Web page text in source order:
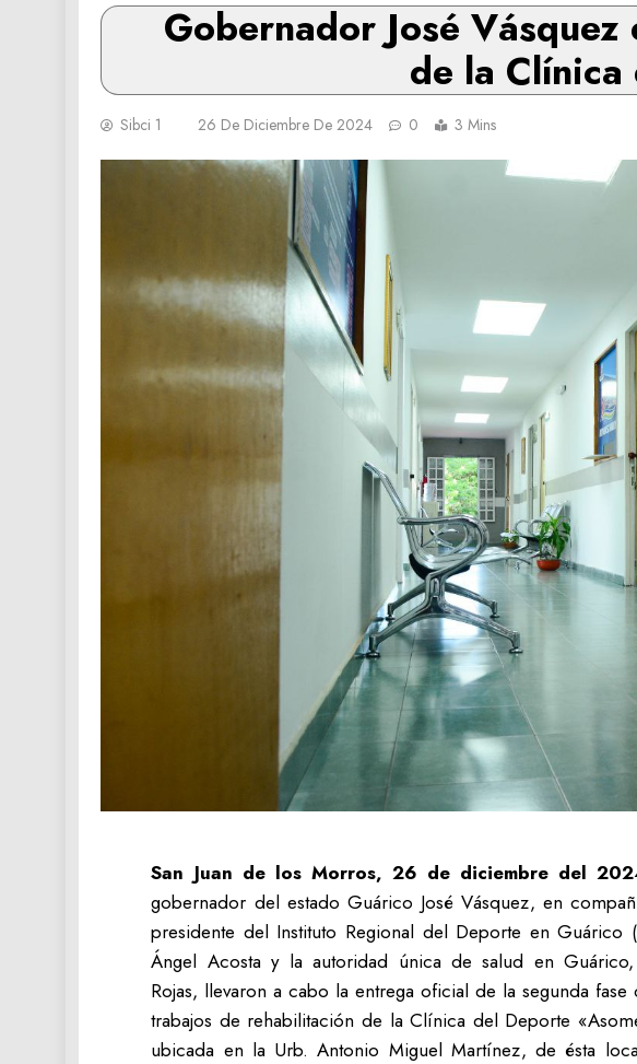
Gobernador José
de la
Sibci 1 26 De Diciembre De 2024 0 3 Mins
San Juan de los Morros, 26 de diciembre del
gobernador del estado Guárico José Vásquez, en
presidente del Instituto Regional del Deporte en Guárico
Ángel Acosta y la autoridad única de salud en Guárico,
Rojas, llevaron a cabo la entrega oficial de la segunda fase
trabajos de rehabilitación de la Clínica del Deporte
ubicada en la Urb. Antonio Miguel Martínez, de ésta